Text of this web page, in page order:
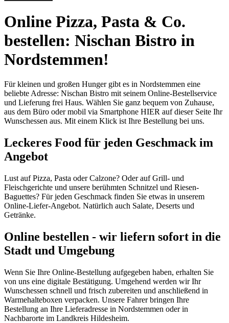
Online Pizza, Pasta & Co.
bestellen: Nischan Bistro in
Nordstemmen!
Für kleinen und großen Hunger gibt es in Nordstemmen eine
beliebte Adresse: Nischan Bistro mit seinem Online-Bestellservice
und Lieferung frei Haus. Wählen Sie ganz bequem von Zuhause,
aus dem Büro oder mobil via Smartphone HIER auf dieser Seite Ihr
Wunschessen aus. Mit einem Klick ist Ihre Bestellung bei uns.
Leckeres Food für jeden Geschmack im
Angebot
Lust auf Pizza, Pasta oder Calzone? Oder auf Grill- und
Fleischgerichte und unsere berühmten Schnitzel und Riesen-
Baguettes? Für jeden Geschmack finden Sie etwas in unserem
Online-Liefer-Angebot. Natürlich auch Salate, Deserts und
Getränke.
Online bestellen - wir liefern sofort in die
Stadt und Umgebung
Wenn Sie Ihre Online-Bestellung aufgegeben haben, erhalten Sie
von uns eine digitale Bestätigung. Umgehend werden wir Ihr
Wunschessen schnell und frisch zubereiten und anschließend in
Warmehalteboxen verpacken. Unsere Fahrer bringen Ihre
Bestellung an Ihre Lieferadresse in Nordstemmen oder in
Nachbarorte im Landkreis Hildesheim.